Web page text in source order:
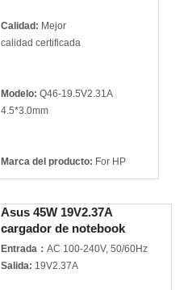
Calidad: Mejor
calidad certificada
Modelo: Q46-19.5V2.31A
4.5*3.0mm
Marca del producto: For HP
Asus 45W 19V2.37A
cargador de notebook
Entrada： AC 100-240V, 50/60Hz
Salida: 19V2.37A